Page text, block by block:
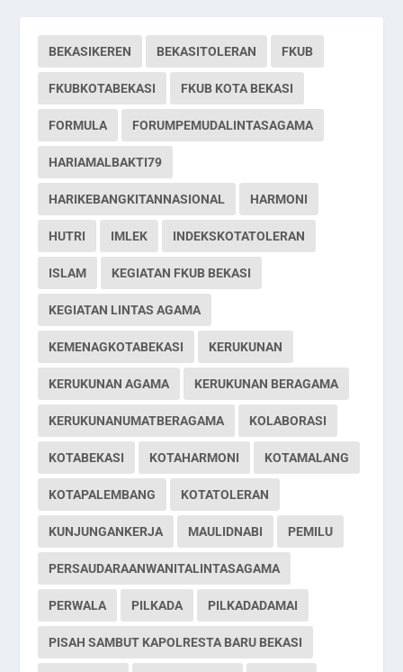
BEKASIKEREN BEKASITOLERAN FKUB
FKUBKOTABEKASI FKUB KOTA BEKASI
FORMULA FORUMPEMUDALINTASAGAMA
HARIAMALBAKTI79
HARIKEBANGKITANNASIONAL HARMONI
HUTRI IMLEK INDEKSKOTATOLERAN
ISLAM KEGIATAN FKUB BEKASI
KEGIATAN LINTAS AGAMA
KEMENAGKOTABEKASI KERUKUNAN
KERUKUNAN AGAMA KERUKUNAN BERAGAMA
KERUKUNANUMATBERAGAMA KOLABORASI
KOTABEKASI KOTAHARMONI KOTAMALANG
KOTAPALEMBANG KOTATOLERAN
KUNJUNGANKERJA MAULIDNABI PEMILU
PERSAUDARAANWANITALINTASAGAMA
PERWALA PILKADA PILKADADAMAI
PISAH SAMBUT KAPOLRESTA BARU BEKASI